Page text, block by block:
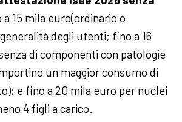
a 15 mila euro(ordinario o
degli utenti; fino a 16
di componenti con patologie
un maggior consumo di
e fino a 20 mila euro per nuclei
4 figli a carico.